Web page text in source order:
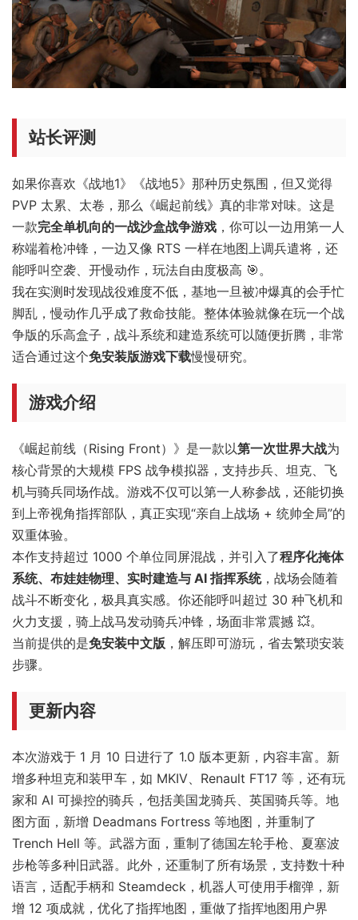
站长评测
如果你喜欢《战地1》《战地5》那种历史氛围，但又觉得
PVP 太累、太卷，那么《崛起前线》真的非常对味。这是
一款完全单机向的一战沙盒战争游戏 ，你可以一边用第一人
称端着枪冲锋，一边又像 RTS 一样在地图上调兵遣将，还
能呼叫空袭、开慢动作，玩法自由度极高 🎯。
我在实测时发现战役难度不低，基地一旦被冲爆真的会手忙
脚乱，慢动作几乎成了救命技能。整体体验就像在玩一个战
争版的乐高盒子，战斗系统和建造系统可以随便折腾，非常
适合通过这个免安装版游戏下载慢慢研究。
游戏介绍
《崛起前线（Rising Front）》是一款以第一次世界大战为
核心背景的大规模 FPS 战争模拟器，支持步兵、坦克、飞
机与骑兵同场作战。游戏不仅可以第一人称参战，还能切换
到上帝视角指挥部队，真正实现“亲自上战场 + 统帅全局”的
双重体验。
本作支持超过 1000 个单位同屏混战，并引入了程序化掩体
系统、布娃娃物理、实时建造与 AI 指挥系统，战场会随着
战斗不断变化，极具真实感。你还能呼叫超过 30 种飞机和
火力支援，骑上战马发动骑兵冲锋，场面非常震撼 💥。
当前提供的是免安装中文版 ，解压即可游玩，省去繁琐安装
步骤。
更新内容
本次游戏于 1 月 10 日进行了 1.0 版本更新，内容丰富。新
增多种坦克和装甲车，如 MKIV、Renault FT17 等，还有玩
家和 AI 可操控的骑兵，包括美国龙骑兵、英国骑兵等。地
图方面，新增 Deadmans Fortress 等地图，并重制了
Trench Hell 等。武器方面，重制了德国左轮手枪、夏塞波
步枪等多种旧武器。此外，还重制了所有场景，支持数十种
语言，适配手柄和 Steamdeck，机器人可使用手榴弹，新
增 12 项成就，优化了指挥地图，重做了指挥地图用户界